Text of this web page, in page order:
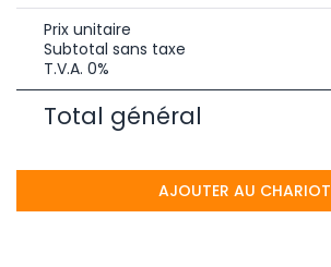
Prix unitaire
Subtotal sans taxe
T.V.A. 0%
Total général
AJOUTER AU CHARIOT